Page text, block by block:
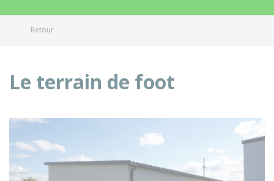
Retour
Le terrain de foot